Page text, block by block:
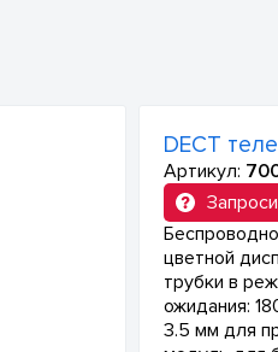
DECT
Артикул:
цветной
трубки в
ожидания:
3.5 мм для